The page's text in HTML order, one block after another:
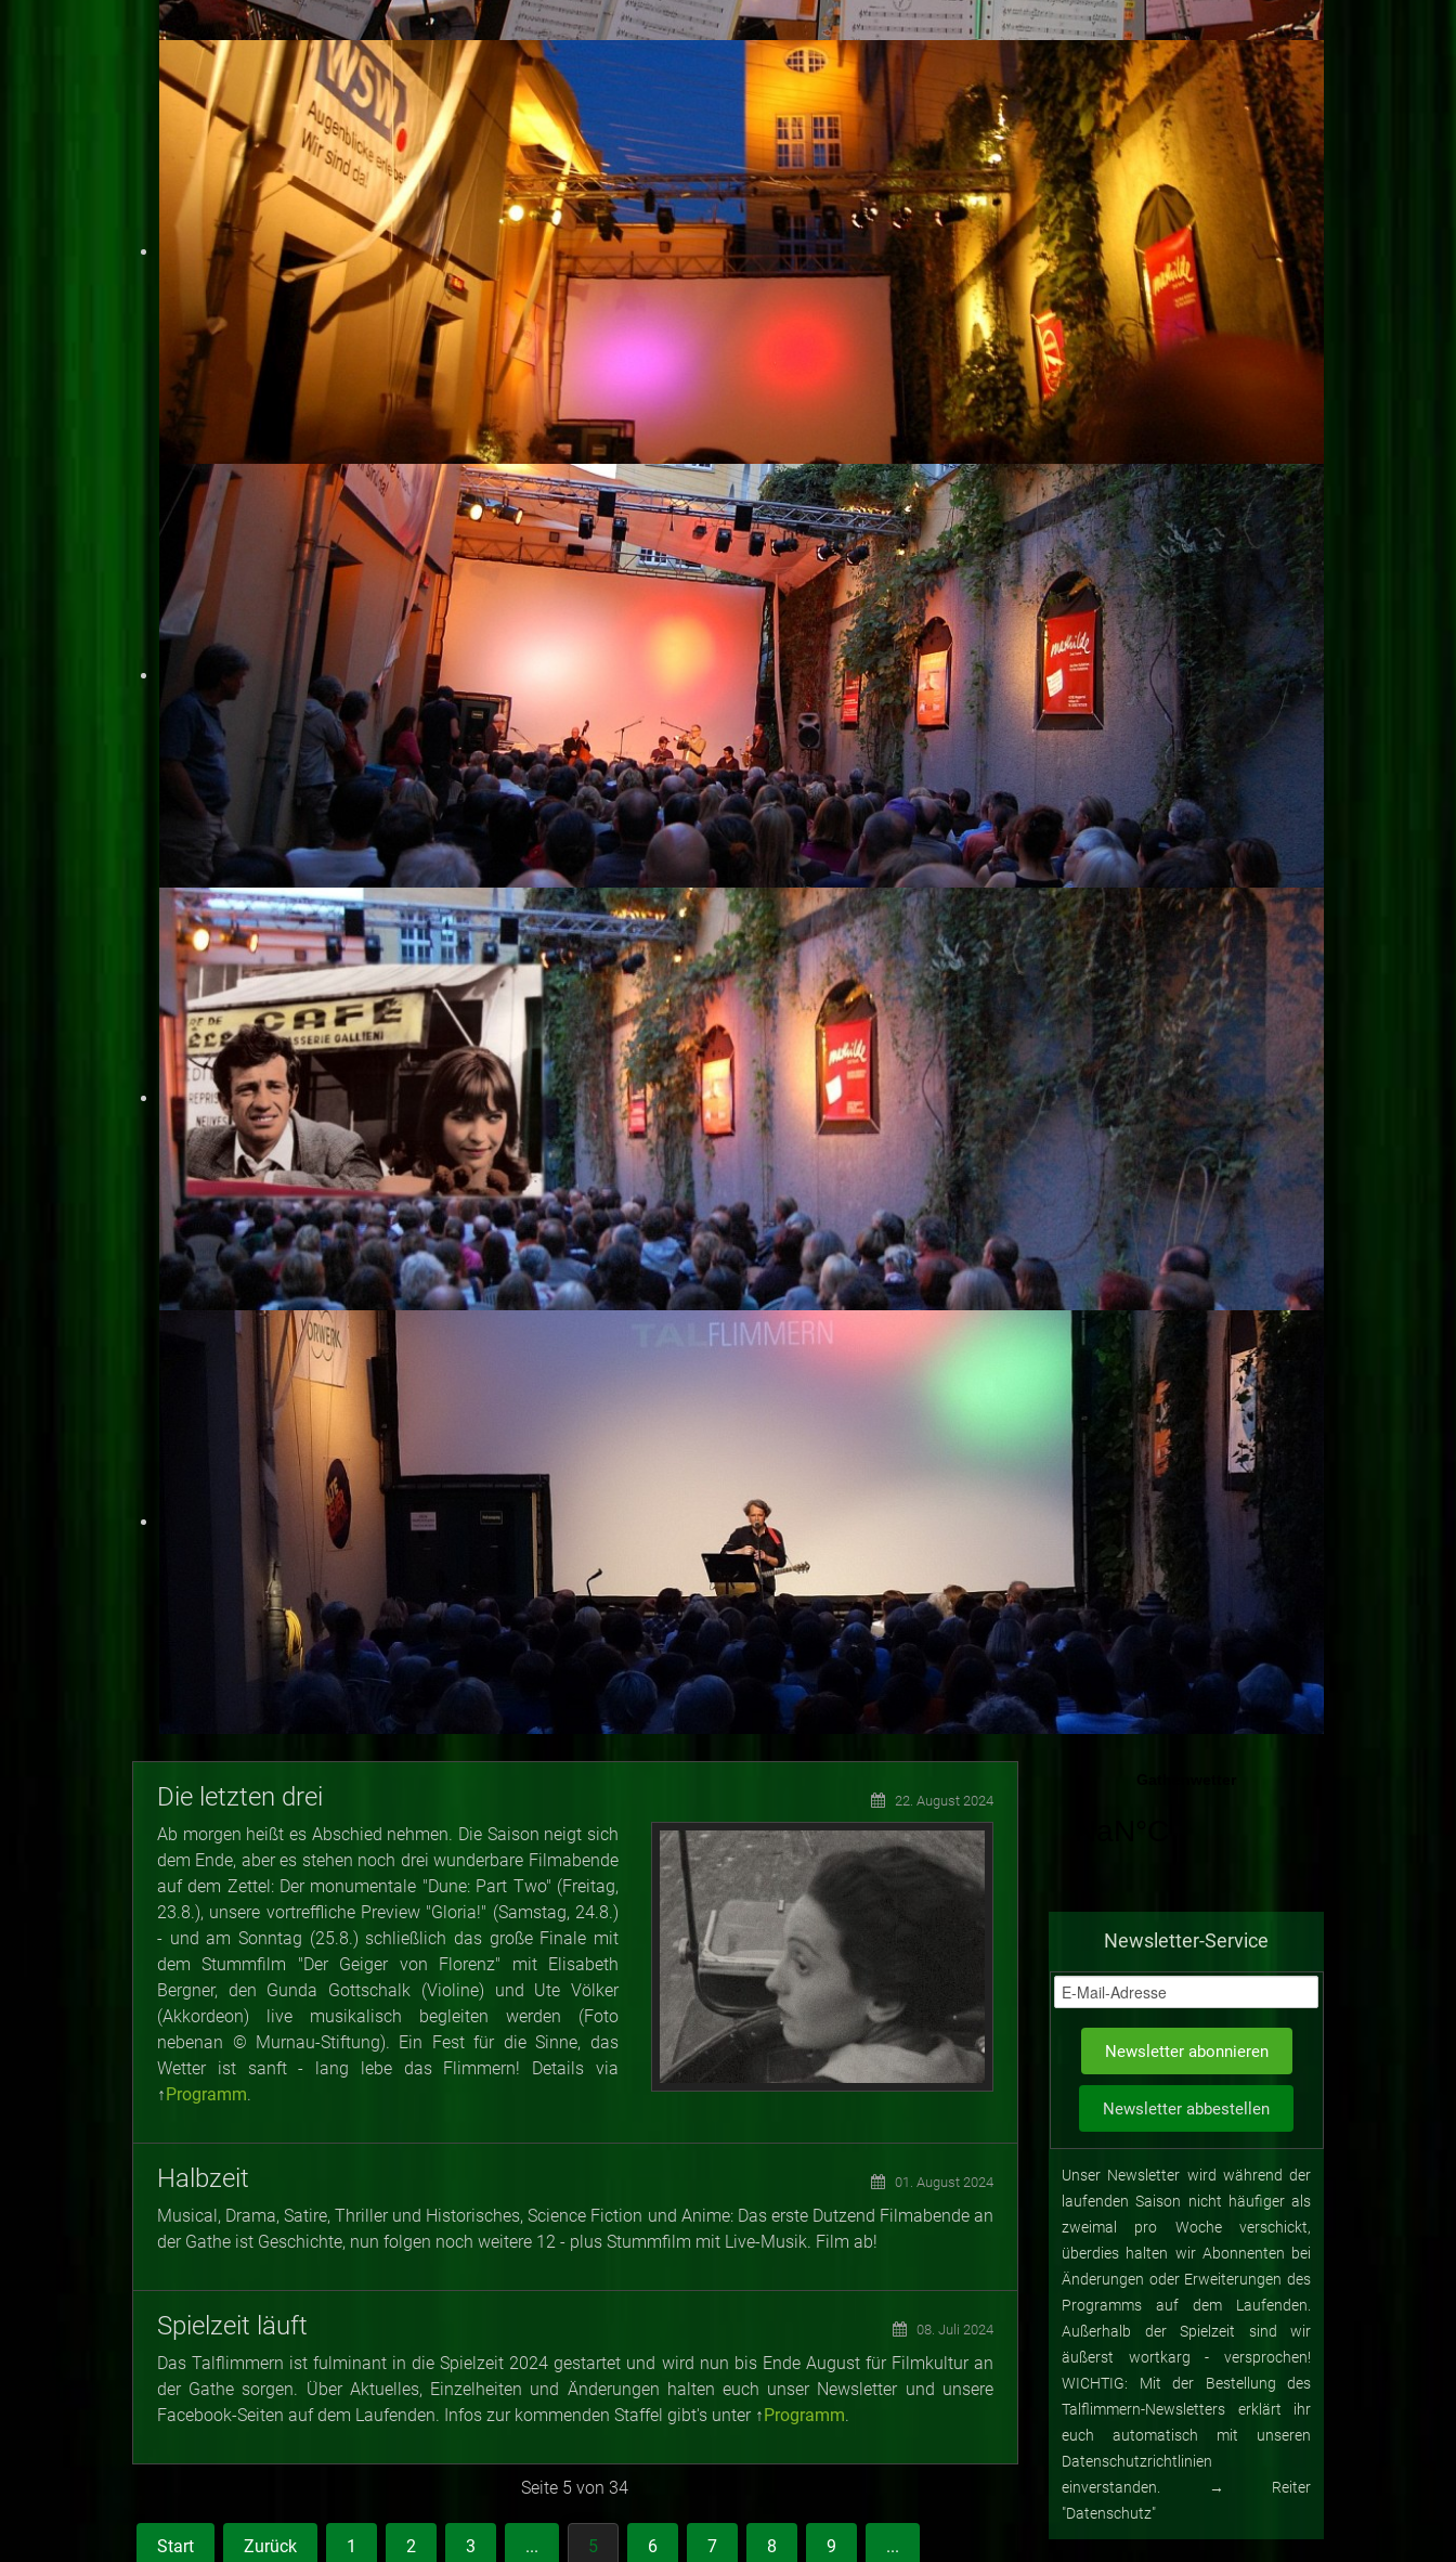
Die letzten drei 22. August 2024
Ab morgen heißt es Abschied nehmen. Die Saison neigt sich
dem Ende, aber es stehen noch drei wunderbare Filmabende
auf dem Zettel: Der monumentale "Dune: Part Two" (Freitag,
23.8.), unsere vortreffliche Preview "Gloria!" (Samstag, 24.8.)
- und am Sonntag (25.8.) schließlich das große Finale mit
dem Stummfilm "Der Geiger von Florenz" mit Elisabeth
Bergner, den Gunda Gottschalk (Violine) und Ute Völker
(Akkordeon) live musikalisch begleiten werden (Foto
nebenan © Murnau-Stiftung). Ein Fest für die Sinne, das
Wetter ist sanft - lang lebe das Flimmern! Details via
↑ Programm.
Halbzeit 01. August 2024
Musical, Drama, Satire, Thriller und Historisches, Science Fiction und Anime: Das erste Dutzend Filmabende an
der Gathe ist Geschichte, nun folgen noch weitere 12 - plus Stummfilm mit Live-Musik. Film ab!
Spielzeit läuft 08. Juli 2024
Das Talflimmern ist fulminant in die Spielzeit 2024 gestartet und wird nun bis Ende August für Filmkultur an
der Gathe sorgen. Über Aktuelles, Einzelheiten und Änderungen halten euch unser Newsletter und unsere
Facebook-Seiten auf dem Laufenden. Infos zurkommenden Staffel gibt's unter ↑ Programm.
Seite 5 von 34
Start Zurück 1 2 3 ... 5 6 7 8 9 ...
Newsletter-Service
Unser Newsletter wird während der
laufenden Saison nicht häufiger als
zweimal pro Woche verschickt,
überdies halten wir Abonnenten bei
Änderungen oder Erweiterungen des
Programms auf dem Laufenden.
Außerhalb der Spielzeit sind wir
äußerst wortkarg - versprochen!
WICHTIG: Mit der Bestellung des
Talflimmern-Newsletters erklärt ihr
euch automatisch mit unseren
Datenschutzrichtlinien
einverstanden. → Reiter
"Datenschutz"